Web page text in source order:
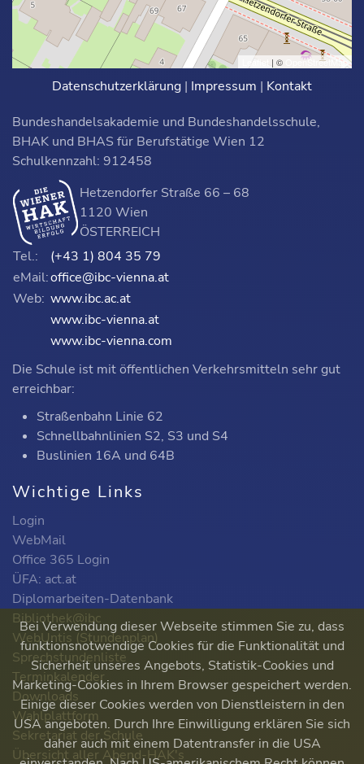
Leaflet | © OpenStreetMap
Datenschutzerklärung | Impressum | Kontakt
Bundeshandelsakademie und Bundeshandelsschule,
BHAK und BHAS für Berufstätige Wien 12
Schulkennzahl: 912458
Hetzendorfer Straße 66 – 68
1120 Wien
ÖSTERREICH
Tel.:
(+43 1) 804 35 79
eMail:office@ibc-vienna.at
Web: www.ibc.ac.at
www.ibc-vienna.at
www.ibc-vienna.com
Die Schule ist mit öffentlichen Verkehrsmitteln sehr gut
erreichbar:
Straßenbahn Linie 62
Schnellbahnlinien S2, S3 und S4
Buslinien 16A und 64B
Wichtige Links
Login
WebMail
Office 365 Login
ÜFA: act.at
Diplomarbeiten-Datenbank
Bibliothek@ibc
WebUntis (Stundenplan)
Sprechstundenliste
Terminkalender
Downloads
Wahlplattform
Sekretariat der Schule
Übersicht aller Abend-HAK's
Bei Verwendung dieser Webseite stimmen Sie zu, dass
funktionsnotwendige Cookies für die Funktionalität und
Sicherheit unseres Angebots, Statistik-Cookies und
Marketing-Cookies in Ihrem Browser gespeichert werden.
Einige dieser Cookies werden von Dienstleistern in den
USA angeboten. Durch Ihre Einwilligung erklären Sie sich
daher auch mit einem Datentransfer in die USA